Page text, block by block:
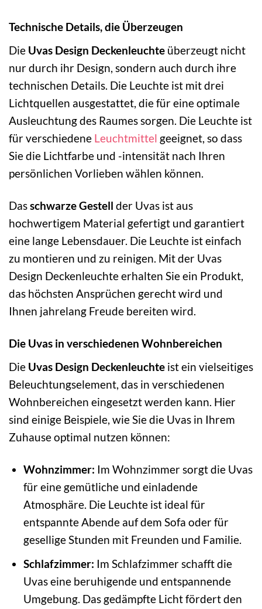
Technische Details, die Überzeugen
Die Uvas Design Deckenleuchte überzeugt nicht
nur durch ihr Design, sondern auch durch ihre
technischen Details. Die Leuchte ist mit drei
Lichtquellen ausgestattet, die für eine optimale
Ausleuchtung des Raumes sorgen. Die Leuchte ist
für verschiedene Leuchtmittel geeignet, so dass
Sie die Lichtfarbe und -intensität nach Ihren
persönlichen Vorlieben wählen können.
Dasschwarze Gestell der Uvas ist aus
hochwertigem Material gefertigt und garantiert
eine lange Lebensdauer. Die Leuchte ist einfach
zu montieren und zu reinigen. Mit der Uvas
Design Deckenleuchte erhalten Sie ein Produkt,
das höchsten Ansprüchen gerecht wird und
Ihnen jahrelang Freude bereiten wird.
Die Uvas in verschiedenen Wohnbereichen
Die Uvas Design Deckenleuchte ist ein vielseitiges
Beleuchtungselement, das in verschiedenen
Wohnbereichen eingesetzt werden kann. Hier
sind einige Beispiele, wie Sie die Uvas in Ihrem
Zuhause optimal nutzen können:
Wohnzimmer: Im Wohnzimmer sorgt die Uvas
für eine gemütliche und einladende
Atmosphäre. Die Leuchte ist ideal für
entspannte Abende auf dem Sofa oder für
gesellige Stunden mit Freunden und Familie.
Schlafzimmer: Im Schlafzimmer schafft die
Uvas eine beruhigende und entspannende
Umgebung. Das gedämpfte Licht fördert den